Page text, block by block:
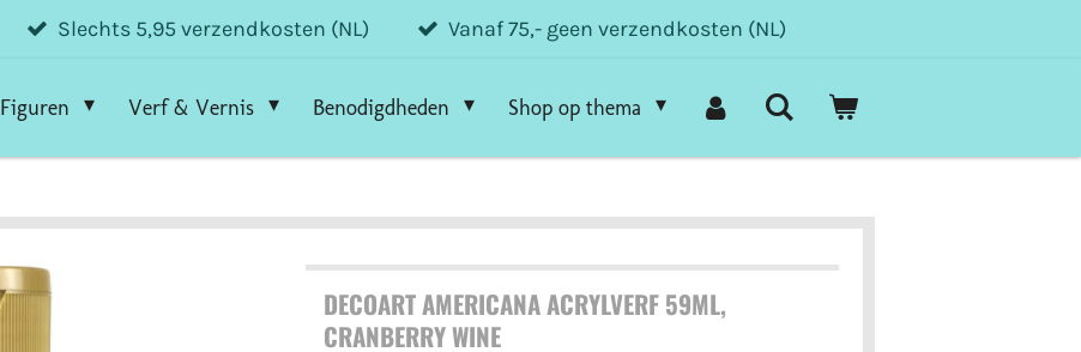
Slechts 5,95 verzendkosten (NL) Vanaf 75,- geen verzendkosten (NL)
Figuren Verf & Vernis Benodigdheden Shop op thema
DECOART AMERICANA ACRYLVERF 59ML,
CRANBERRY WINE